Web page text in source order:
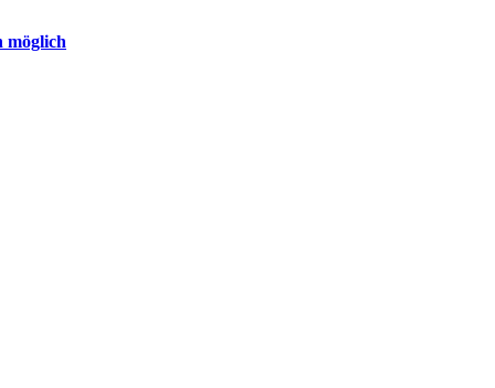
möglich